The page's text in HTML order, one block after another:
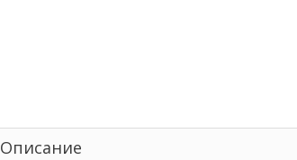
Описание